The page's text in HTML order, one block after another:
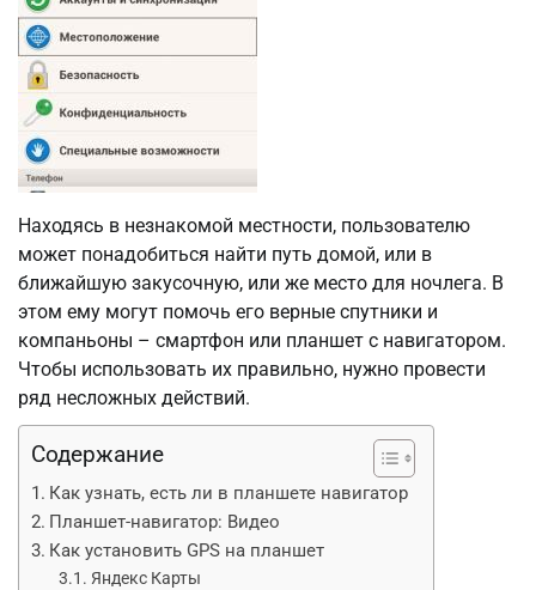
Находясь в незнакомой местности, пользователю
может понадобиться найти путь домой, или в
ближайшую закусочную, или же место для ночлега. В
этом ему могут помочь его верные спутники и
компаньоны – смартфон или планшет с навигатором.
Чтобы использовать их правильно, нужно провести
ряд несложных действий.
Содержание
Как узнать, есть ли в планшете навигатор
Планшет-навигатор: Видео
Как установить GPS на планшет
Яндекс Карты